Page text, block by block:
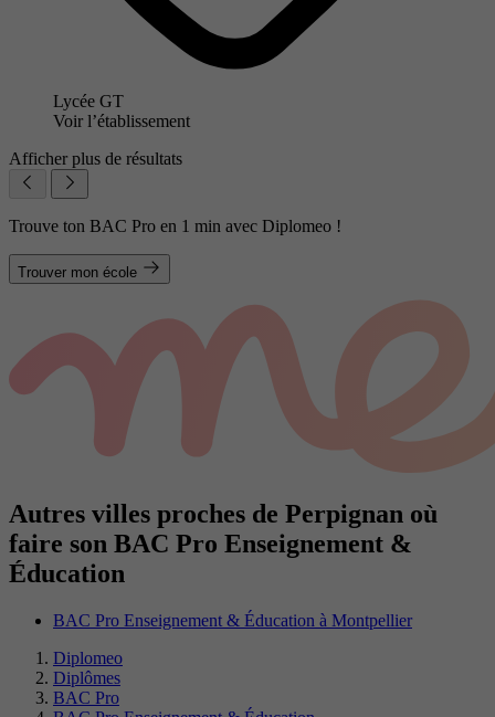
Lycée GT
Voir l’établissement
Afficher plus de résultats
Trouve ton BAC Pro en 1 min avec Diplomeo !
Trouver mon école
Autres villes proches de Perpignan où
faire son BAC Pro Enseignement &
Éducation
BAC Pro Enseignement & Éducation à Montpellier
Diplomeo
Diplômes
BAC Pro